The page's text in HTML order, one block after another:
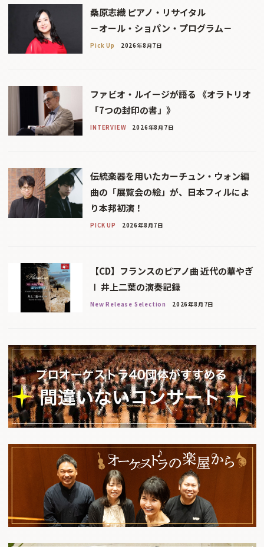
桑原志織 ピアノ・リサイタル
－オール・ショパン・プログラム－
Pick Up 2026年8月7日
ファビオ・ルイージが語る 《オラトリオ
「7つの封印の書」》
INTERVIEW 2026年8月7日
伝統楽器を用いたカーチュン・ウォン編
曲の「展覧会の絵」が、日本フィルによ
り本邦初演！
PICK UP 2026年8月7日
【CD】フランスのピアノ曲 近代の華やぎ
Ⅰ 井上二葉の演奏記録
New Release Selection 2026年8月7日